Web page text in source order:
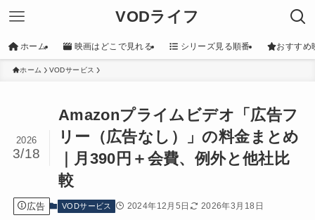
VODライフ
ホーム 映画はどこで見れる シリーズ見る順番 おすすめ
ホーム VODサービス
Amazonプライムビデオ「広告フ
リー（広告なし）」の料金まとめ
｜月390円＋会費、例外と他社比
較
2026
3/18
広告 VODサービス 2024年12月5日 2026年3月18日